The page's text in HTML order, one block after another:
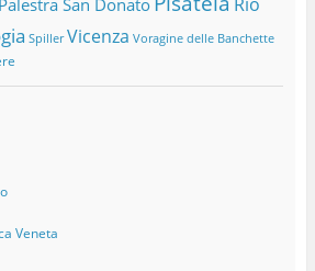
Palestra San Donato
Spiller Vicenza Voragine delle Banchette
Veneta